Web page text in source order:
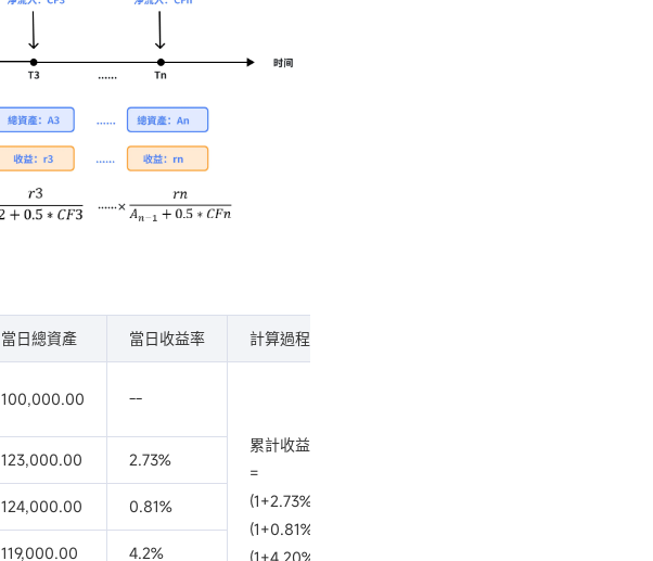
當日總資產 當日收益率 計算過程
100,000.00 --
累計收益率
=
(1+2.73%)*
(1+0.81%)*
123,000.00 2.73%
124,000.00 0.81%
119,000.00 4.2%